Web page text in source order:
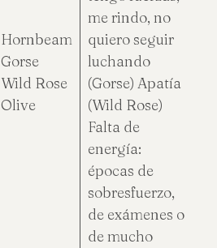
Hornbeam
Gorse
Wild Rose
Olive
me rindo, no
quiero seguir
luchando
(Gorse) Apatía
(Wild Rose)
Falta de
energía:
épocas de
sobresfuerzo,
de exámenes o
de mucho